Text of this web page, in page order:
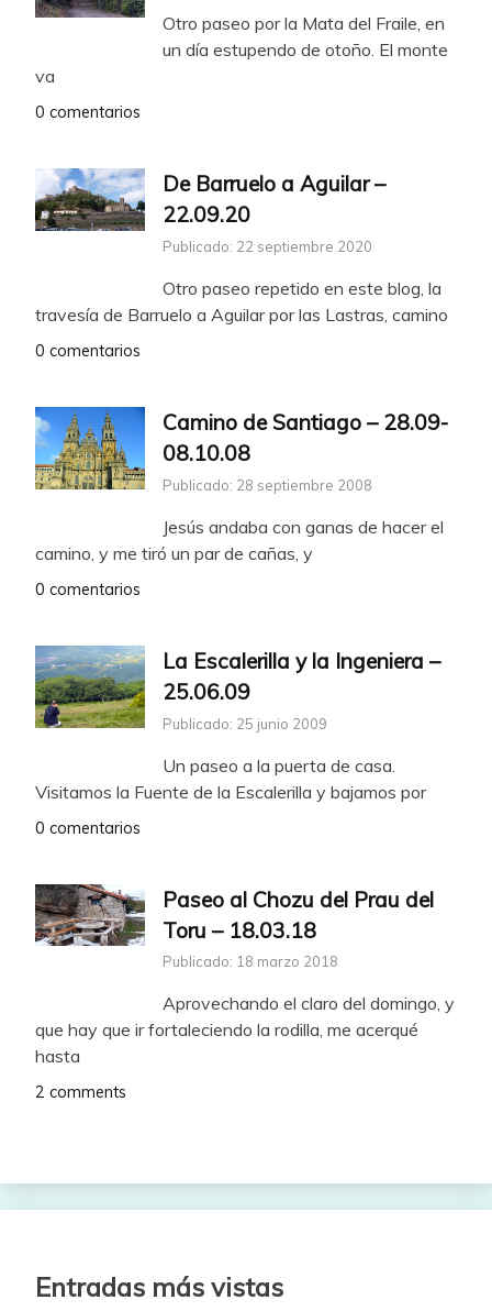
Otro paseo por la Mata del Fraile, en
un día estupendo de otoño. El monte
va
0 comentarios
De Barruelo a Aguilar –
22.09.20
Publicado: 22 septiembre 2020
Otro paseo repetido en este blog, la
travesía de Barruelo a Aguilar por las Lastras, camino
0 comentarios
Camino de Santiago – 28.09-
08.10.08
Publicado: 28 septiembre 2008
Jesús andaba con ganas de hacer el
camino, y me tiró un par de cañas, y
0 comentarios
La Escalerilla y la Ingeniera –
25.06.09
Publicado: 25 junio 2009
Un paseo a la puerta de casa.
Visitamos la Fuente de la Escalerilla y bajamos por
0 comentarios
Paseo al Chozu del Prau del
Toru – 18.03.18
Publicado: 18 marzo 2018
Aprovechando el claro del domingo, y
que hay que ir fortaleciendo la rodilla, me acerqué
hasta
2 comments
Entradas más vistas